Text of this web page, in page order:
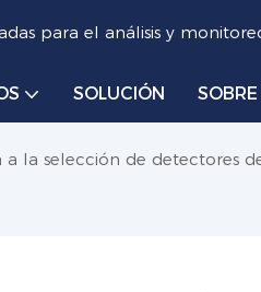
para el análisis y
SOLUCIÓN
a la selección de detectores